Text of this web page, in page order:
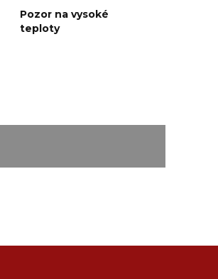
Pozor na vysoké
teploty